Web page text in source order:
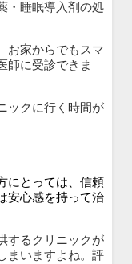
・睡眠導入剤の処
お家からでもスマ
師に受診できま
ックに行く時間が
にとっては、信頼
安心感を持って治
するクリニックが
まいますよね。評